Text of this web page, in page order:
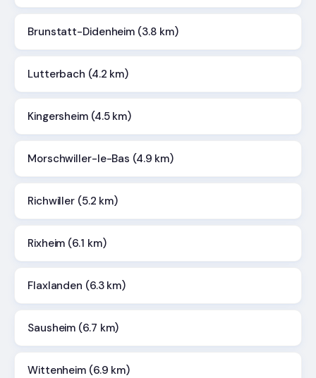
Brunstatt-Didenheim (3.8 km)
Lutterbach (4.2 km)
Kingersheim (4.5 km)
Morschwiller-le-Bas (4.9 km)
Richwiller (5.2 km)
Rixheim (6.1 km)
Flaxlanden (6.3 km)
Sausheim (6.7 km)
Wittenheim (6.9 km)